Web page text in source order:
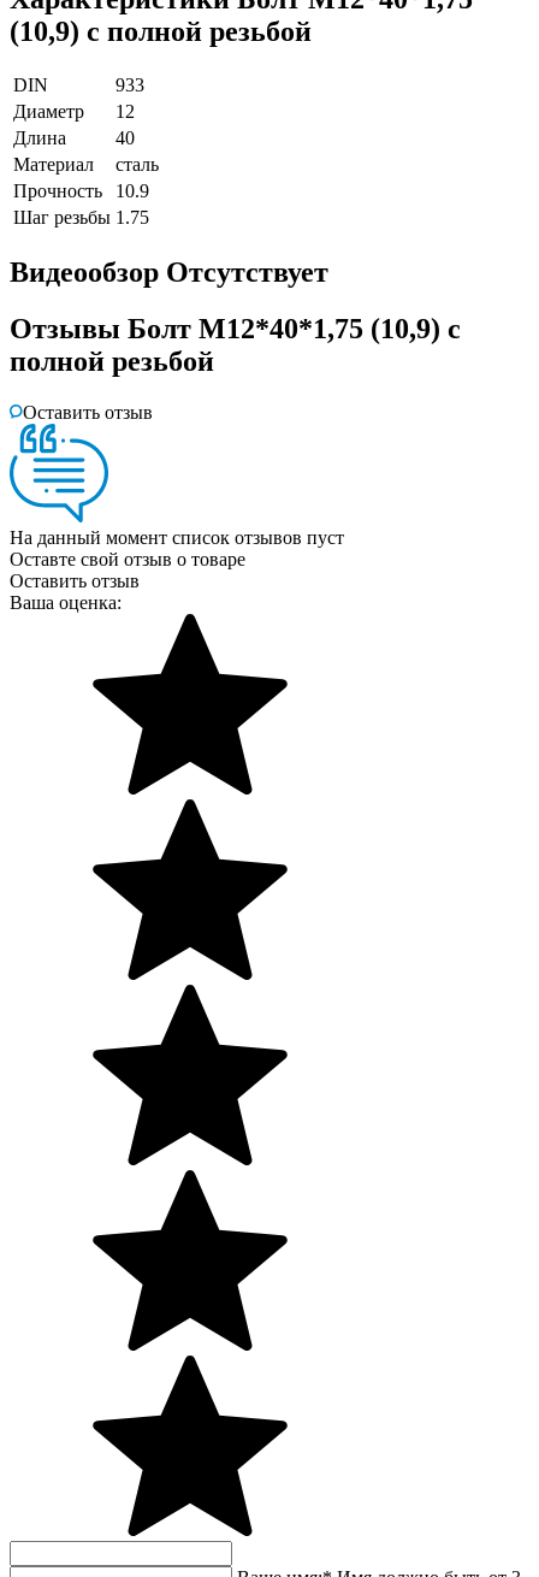
(10,9) с полной резьбой
DIN
933
Диаметр
12
Длина
40
Материал
сталь
Прочность
10.9
Шаг резьбы 1.75
Видеообзор Отсутствует
Отзывы Болт М12*40*1,75 (10,9) с
полной резьбой
Оставить отзыв
На данный момент список отзывов пуст
Оставте свой отзыв о товаре
Оставить отзыв
Ваша оценка: